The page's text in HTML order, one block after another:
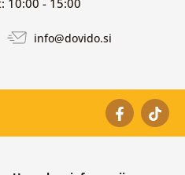
10:00 - 15:00
info@dovido.si